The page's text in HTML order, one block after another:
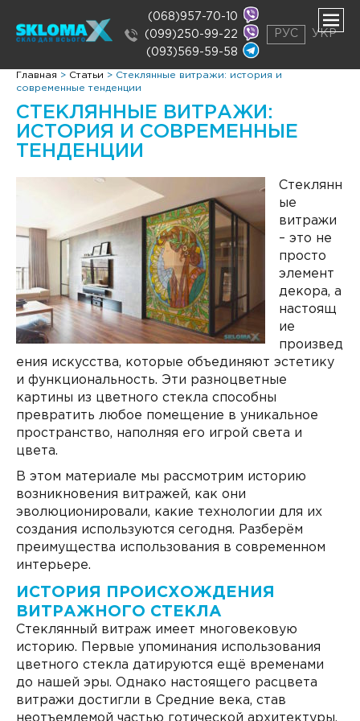
(068)957-70-10
(099)250-99-22
(093)569-59-58
РУС УКР
Главная > Статьи > Стеклянные витражи: история и
современные тенденции
СТЕКЛЯННЫЕ ВИТРАЖИ:
ИСТОРИЯ И СОВРЕМЕННЫЕ
ТЕНДЕНЦИИ
Стеклянн
ые
витражи
– это не
просто
элемент
декора, а
настоящ
ие
произвед
ения искусства, которые объединяют эстетику
и функциональность. Эти разноцветные
картины из цветного стекла способны
превратить любое помещение в уникальное
пространство, наполняя его игрой света и
цвета.
В этом материале мы рассмотрим историю
возникновения витражей, как они
эволюционировали, какие технологии для их
создания используются сегодня. Разберём
преимущества использования в современном
интерьере.
ИСТОРИЯ ПРОИСХОЖДЕНИЯ
ВИТРАЖНОГО СТЕКЛА
Стеклянный витраж имеет многовековую
историю. Первые упоминания использования
цветного стекла датируются ещё временами
до нашей эры. Однако настоящего расцвета
витражи достигли в Средние века, став
неотъемлемой частью готической архитектуры.